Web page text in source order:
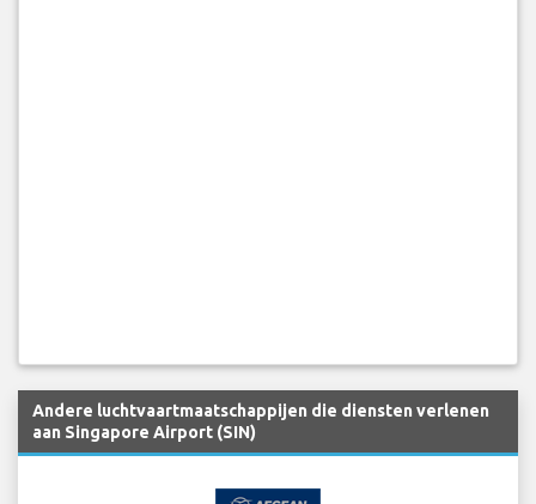
Andere luchtvaartmaatschappijen die diensten verlenen
aan Singapore Airport (SIN)